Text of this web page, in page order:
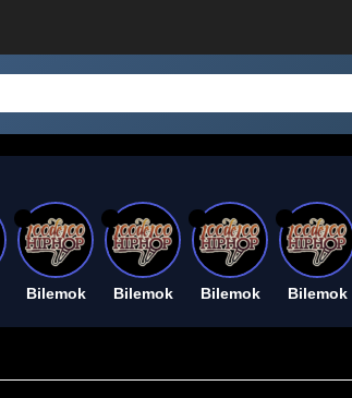
Bilemok Bilemok Bilemok Bilemok